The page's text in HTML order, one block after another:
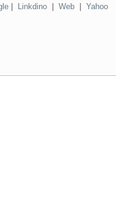
Linkdino Web Yahoo